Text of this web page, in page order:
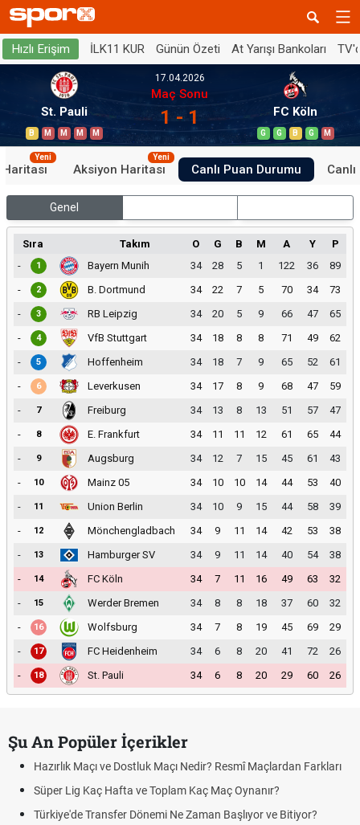
Hızlı Erişim İLK11 KUR Günün Özeti At Yarışı Bankoları
St. Pauli
B M M M M
17.04.2026
Maç Sonu
1 - 1 FC Köln
G G B G M
Haritası
Yeni
Aksiyon Haritası
Yeni
Canlı Puan Durumu
Genel
Sıra Takım O G B M A Y
P
-
1 Bayern Munih 34 28 5 1 122 36
89
-
2 B. Dortmund 34 22 7 5 70 34
73
-
3 RB Leipzig 34 20 5 9 66 47
65
-
4 VfB Stuttgart 34 18 8 8 71 49
62
-
5 Hoffenheim 34 18 7 9 65 52
61
-
6 Leverkusen 34 17 8 9 68 47
59
-
7 Freiburg 34 13 8 13 51 57
47
-
8 E. Frankfurt 34 11 11 12 61 65
44
-
9 Augsburg 34 12 7 15 45 61
43
-
10 Mainz 05 34 10 10 14 44 53
40
-
11 Union Berlin 34 10 9 15 44 58
39
-
12 Mönchengladbach 34 9 11 14 42 53
38
-
13 Hamburger SV 34 9 11 14 40 54
38
-
14 FC Köln 34 7 11 16 49 63
32
-
15 Werder Bremen 34 8 8 18 37 60
32
-
16 Wolfsburg 34 7 8 19 45 69
29
-
17 FC Heidenheim 34 6 8 20 41 72
26
-
18 St. Pauli 34 6 8 20 29 60 26
Şu An Popüler İçerikler
Hazırlık Maçı ve Dostluk Maçı Nedir? Resmî Maçlardan Farkları
Süper Lig Kaç Hafta ve Toplam Kaç Maç Oynanır?
Türkiye'de Transfer Dönemi Ne Zaman Başlıyor ve Bitiyor?